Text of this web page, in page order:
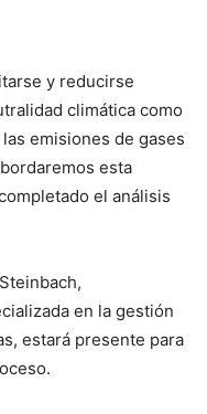
y reducirse
climática como
emisiones de gases
esta
el análisis
en la gestión
estará presente para